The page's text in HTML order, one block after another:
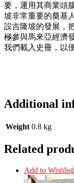
要，運用其商業頭
坡非常重要的奠基
設吉隆坡的發展，
極參與馬來亞經濟
我們載入史冊，以
Additional
Weight 0.8 kg
Related
Add to Wishlist